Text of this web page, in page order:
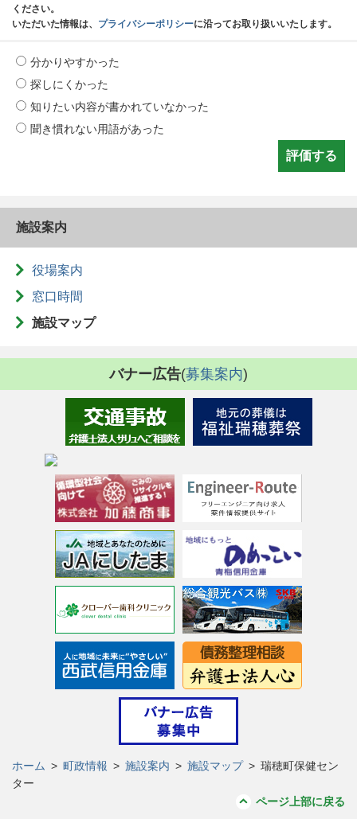
ください。
いただいた情報は、 プライバシーポリシーに沿ってお取り扱いいたします。
分かりやすかった
探しにくかった
知りたい内容が書かれていなかった
聞き慣れない用語があった
施設案内
役場案内
窓口時間
施設マップ
バナー広告(募集案内)
ホーム > 町政情報 > 施設案内 > 施設マップ > 瑞穂町保健セン
ター
ページ上部に戻る